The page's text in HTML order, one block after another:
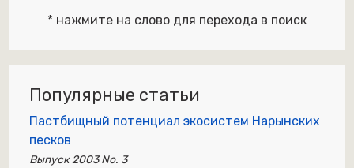
* нажмите на слово для перехода в поиск
Популярные статьи
Пастбищный потенциал экосистем Нарынских
песков
Выпуск 2003 No. 3